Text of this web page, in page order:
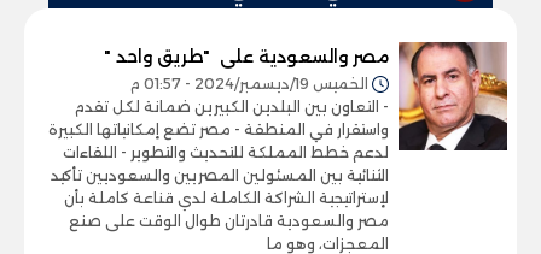
مصر والسعودية على "طريق واحد "
الخميس 19/ديسمبر/2024 - 01:57 م
- التعاون بين البلدين الكبيرين ضمانة لكل تقدم
واستقرار في المنطقة - مصر تضع إمكانياتها الكبيرة
لدعم خطط المملكة للتحديث والتطوير - اللقاءات
الثنائية بين المسئولين المصريين والسعوديين تأكيد
لإستراتيجية الشراكة الكاملة لدي قناعة كاملة بأن
مصر والسعودية قادرتان طوال الوقت على صنع
المعجزات، وهو ما